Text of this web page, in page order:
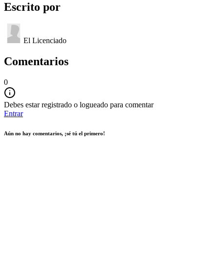
Escrito por
El Licenciado
Comentarios
0
Debes estar registrado o logueado para comentar
Entrar
Aún no hay comentarios, ¡sé tú el primero!